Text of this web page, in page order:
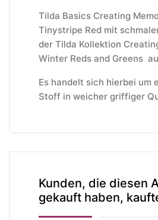
Tilda Basics Creating
Tinystripe Red mit
der Tilda Kollektion
Winter Reds and Greens
Es handelt sich hierbei um
Stoff in weicher griffiger
Kunden, die diesen
gekauft haben,